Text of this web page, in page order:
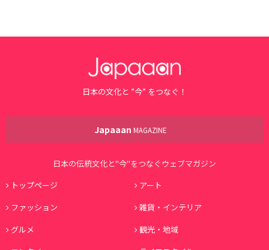
日本の文化と ”今” をつなぐ！
Japaaan MAGAZINE
日本の伝統文化と"今"をつなぐウェブマガジン
トップページ
アート
ファッション
雑貨・インテリア
グルメ
観光・地域